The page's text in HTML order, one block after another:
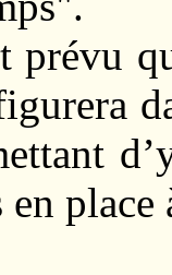
en place